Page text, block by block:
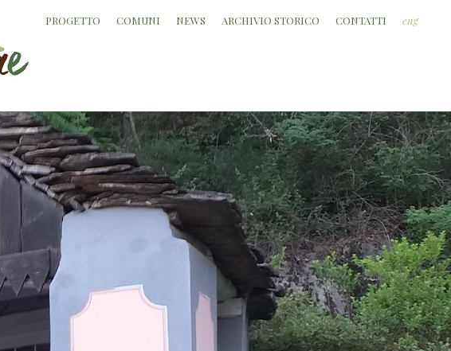
PROGETTO COMUNI NEWS ARCHIVIO STORICO CONTATTI eng